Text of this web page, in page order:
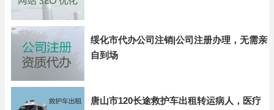
绥化市代办公司注销|公司注册办理，无需亲
自到场
唐山市120长途救护车出租转运病人，医疗